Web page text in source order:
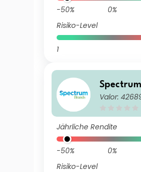
-50% 0%
Risiko-Level
1
c
Valor:
Jährliche Rendite
-50% 0%
Risiko-Level